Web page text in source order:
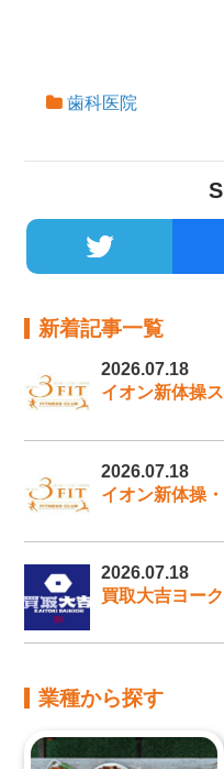
歯科医院
新着記事一覧
2026.07.18
イオン新体操
2026.07.18
イオン新体操
2026.07.18
買取大吉ヨー
業種から探す